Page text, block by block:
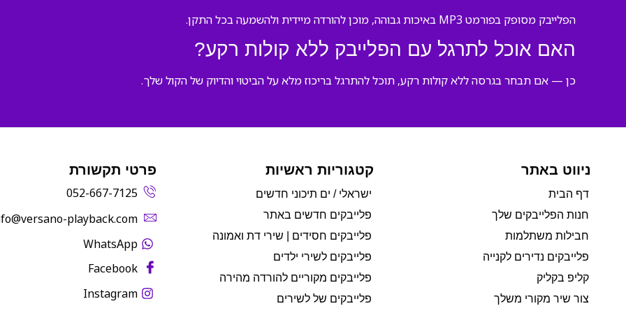
הפלייבק מסופק בפורמט MP3 באיכות גבוהה, מוכן להורדה מיידית ולהשמעה בכל התקן.
האם אוכל לתרגל עם הפלייבק ללא קולות רקע?
כן — אם תבחר בגרסה ללא קולות רקע, תוכל להתרגל בריכוז מלא על הביטוי והדיוק של הקול שלך.
ניווט באתר
דף הבית
חנות הפלייבקים שלך
חבילות משתלמות
פלייבקים נדירים לקנייה
קליפ בקליק
צור שיר מקורי משלך
קטגוריות ראשיות
ישראלי / ים תיכוני חדשים
פלייבקים חדשים באתר
פלייבקים חסידים | שירי דת ואמונה
פלייבקים לשירי ילדים
פלייבקים מקוריים להורדה מהירה
פלייבקים של לשירים
פרטי תקשורת
052-667-7125
playback.com‬
WhatsApp
Facebook
Instagram